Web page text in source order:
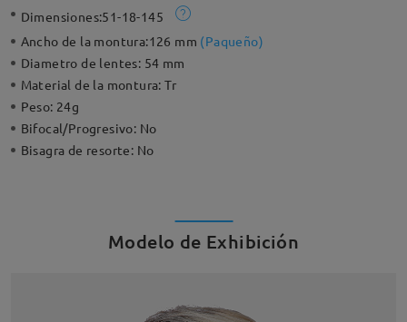
Dimensiones:51-18-145
Ancho de la montura:126 mm (Paqueño)
Diametro de lentes: 54 mm
Material de la montura:Tr
Peso: 24g
Bifocal/Progresivo: No
Bisagra de resorte: No
Modelo de Exhibición